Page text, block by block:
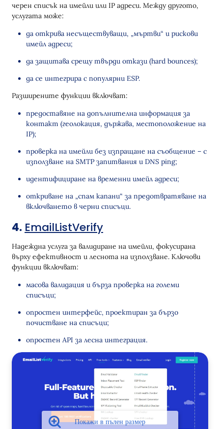
черен списък на имейли или IP адреси. Между другото,
услугата може:
да открива несъществуващи, „мъртви“ и рискови
имейл адреси;
да защитава срещу твърди откази (hard bounces);
да се интегрира с популярни ESP.
Разширените функции включват:
предоставяне на допълнителна информация за
контакт (геолокация, държава, местоположение на
IP);
проверка на имейли без изпращане на съобщение – с
използване на SMTP запитвания и DNS ping;
идентифициране на временни имейл адреси;
откриване на „спам капани“ за предотвратяване на
включването в черни списъци.
4. EmailListVerify
Надеждна услуга за валидиране на имейли, фокусирана
върху ефективност и леснота на използване. Ключови
функции включват:
масова валидация и бърза проверка на големи
списъци;
опростен интерфейс, проектиран за бързо
почистване на списъци;
опростен API за лесна интеграция.